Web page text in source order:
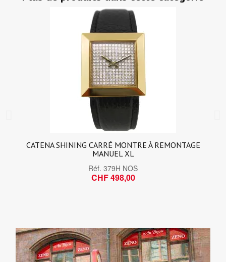
CATENA SHINING CARRÉ MONTRE À REMONTAGE
MANUEL XL
Réf. 379H NOS
CHF 498,00